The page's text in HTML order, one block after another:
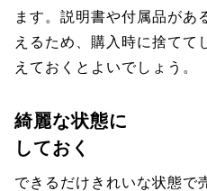
ます。説明書や付属品があ
えるため、購入時に捨てて
えておくとよいでしょう。
綺麗な状態に
しておく
できるだけきれいな状態で